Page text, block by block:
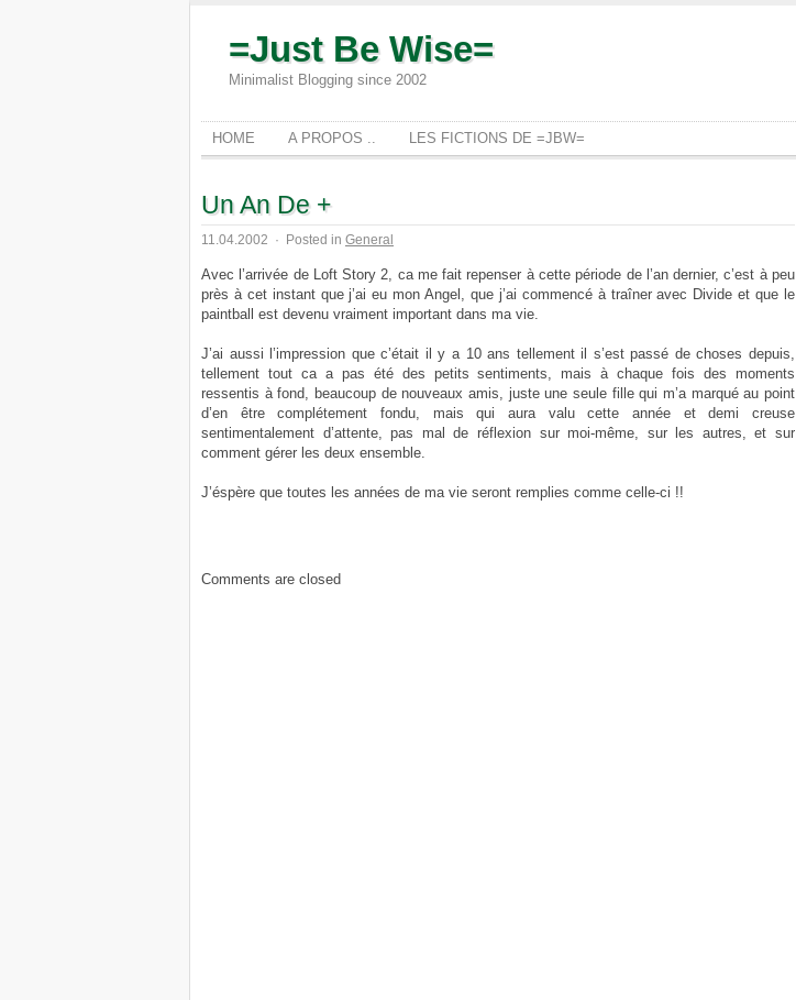
=Just Be Wise=
Minimalist Blogging since 2002
HOME A PROPOS .. LES FICTIONS DE =JBW=
Un An De +
11.04.2002 · Posted in General
Avec l’arrivée de Loft Story 2, ca me fait repenser à cette période de l’an dernier, c’est à peu
près à cet instant que j’ai eu mon Angel, que j’ai commencé à traîner avec Divide et que le
paintball est devenu vraiment important dans ma vie.
J’ai aussi l’impression que c’était il y a 10 ans tellement il s’est passé de choses depuis,
tellement tout ca a pas été des petits sentiments, mais à chaque fois des moments
ressentis à fond, beaucoup de nouveaux amis, juste une seule fille qui m’a marqué au point
d’en être complétement fondu, mais qui aura valu cette année et demi creuse
sentimentalement d’attente, pas mal de réflexion sur moi-même, sur les autres, et sur
comment gérer les deux ensemble.
J’éspère que toutes les années de ma vie seront remplies comme celle-ci !!
Comments are closed